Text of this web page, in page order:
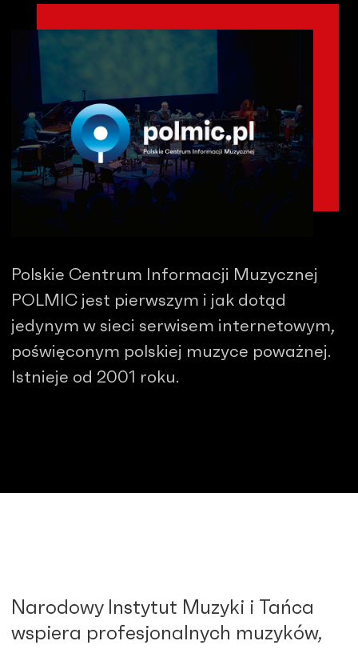
Polskie Centrum Informacji Muzycznej
POLMIC jest pierwszym i jak dotąd
jedynym w sieci serwisem internetowym,
poświęconym polskiej muzyce poważnej.
Istnieje od 2001 roku.
Narodowy Instytut Muzyki i Tańca
wspiera profesjonalnych muzyków,